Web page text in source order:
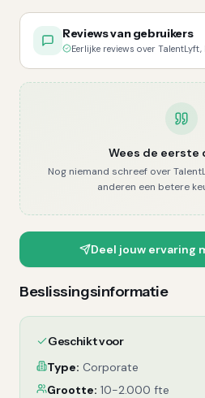
Reviews van gebruikers
Eerlijke reviews over
Wees de eerste
Nog niemand schreef over
anderen een betere
Deel jouw ervaring
Beslissingsinformatie
Geschikt voor
Type: Corporate
Grootte: 10-2.000 fte